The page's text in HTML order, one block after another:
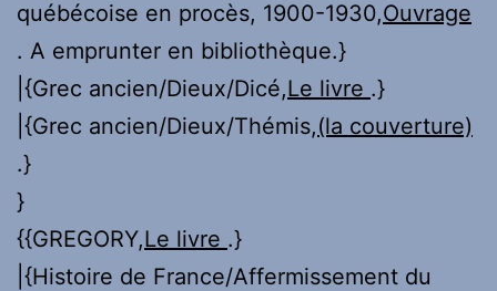
québécoise en procès, 1900-1930,Ouvrage
. A emprunter en bibliothèque.}
|{Grec ancien/Dieux/Dicé,Le livre .}
|{Grec ancien/Dieux/Thémis,(la couverture)
.}
}
{{GREGORY,Le livre .}
|{Histoire de France/Affermissement du